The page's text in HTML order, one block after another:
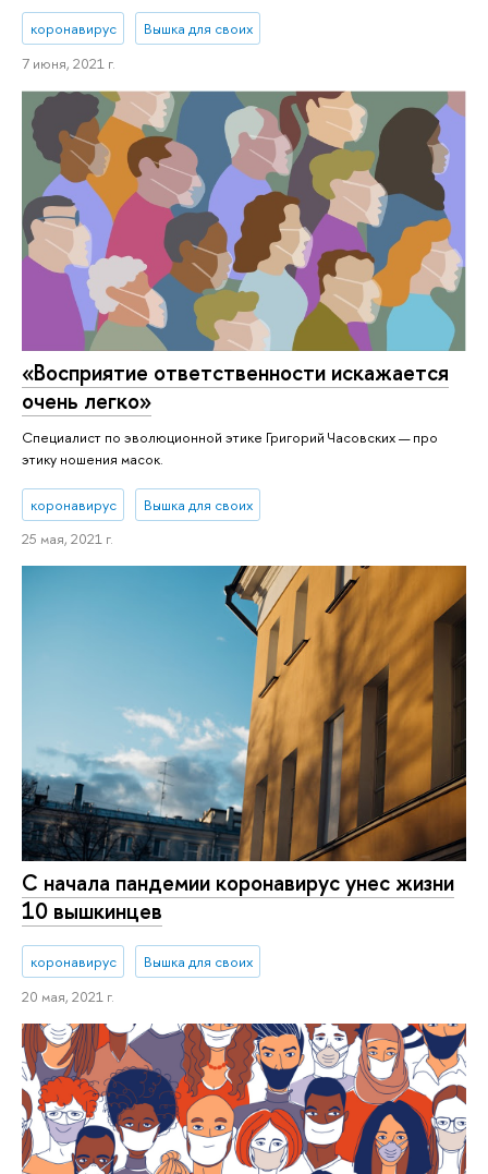
коронавирус
Вышка для своих
7 июня, 2021 г.
«Восприятие ответственности искажается
очень легко»
Специалист по эволюционной этике Григорий Часовских — про
этику ношения масок.
коронавирус
Вышка для своих
25 мая, 2021 г.
С начала пандемии коронавирус унес жизни
10 вышкинцев
коронавирус
Вышка для своих
20 мая, 2021 г.